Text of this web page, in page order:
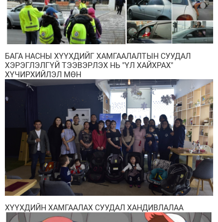
БАГА НАСНЫ ХҮҮХДИЙГ ХАМГААЛАЛТЫН СУУДАЛ
ХЭРЭГЛЭЛГҮЙ ТЭЭВЭРЛЭХ НЬ "ҮЛ ХАЙХРАХ"
ХҮЧИРХИЙЛЭЛ МӨН
ХҮҮХДИЙН ХАМГААЛАХ СУУДАЛ ХАНДИВЛАЛАА